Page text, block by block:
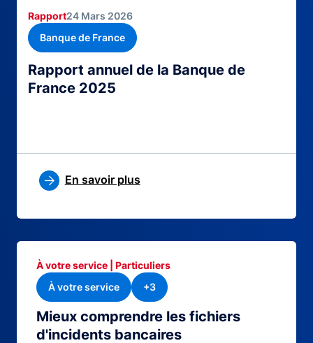
Rapport annuel de la Banque de
France 2025
Rapport24 Mars 2026
Banque de France
En savoir plus
Mieux comprendre les fichiers
d'incidents bancaires
À votre service | Particuliers
À votre service
+3